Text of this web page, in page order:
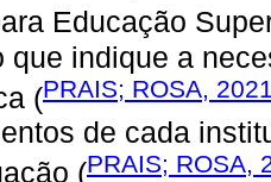
Educação
que indique a
(PRAIS; ROSA,
de cada
(PRAIS; ROSA,